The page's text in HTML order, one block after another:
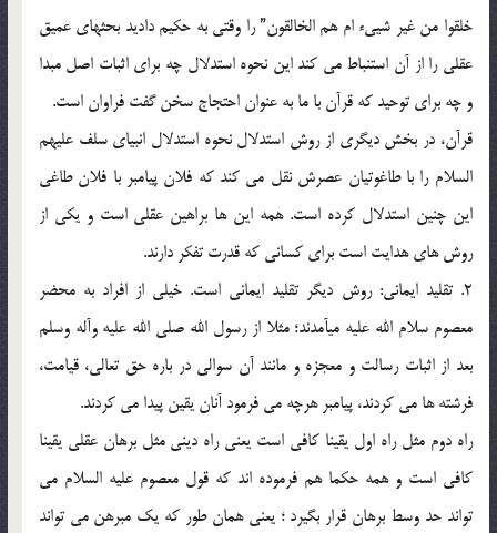
خلقوا من غیر شیی‏ء ام هم الخالقون” را وقتی به حکیم دادید بحثهای عمیق
عقلی را از آن استنباط می کند این نحوه استدلال چه برای اثبات اصل مبدا
و چه برای توحید که قرآن با ما به عنوان احتجاج سخن گفت فراوان است.
قرآن، در بخش دیگری از روش استدلال نحوه استدلال انبیای سلف علیهم
السلام را با طاغوتیان عصرش نقل می کند که فلان پیامبر با فلان طاغی
این چنین استدلال کرده است. همه این ها براهین عقلی است و یکی از
روش های هدایت است برای کسانی که قدرت تفکر دارند.
2. تقلید ایمانی: روش دیگر تقلید ایمانی است. خیلی از افراد به محضر
معصوم سلام الله علیه می‏آمدند؛ مثلا از رسول الله صلی الله علیه وآله وسلم
بعد از اثبات رسالت و معجزه و مانند آن سوالی در باره حق تعالی، قیامت،
فرشته ها می کردند، پیامبر هرچه می فرمود آنان یقین پیدا می کردند.
راه دوم مثل راه اول یقینا کافی است یعنی راه دینی مثل برهان عقلی یقینا
کافی است و همه حکما هم فرموده اند که قول معصوم علیه السلام می
تواند حد وسط برهان قرار بگیرد ؛ یعنی همان طور که یک مبرهن می تواند